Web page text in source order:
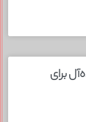
ایده‌آل برای